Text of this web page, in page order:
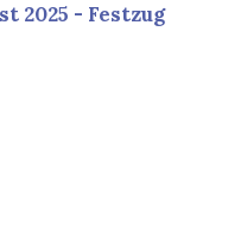
2025 - Festzug